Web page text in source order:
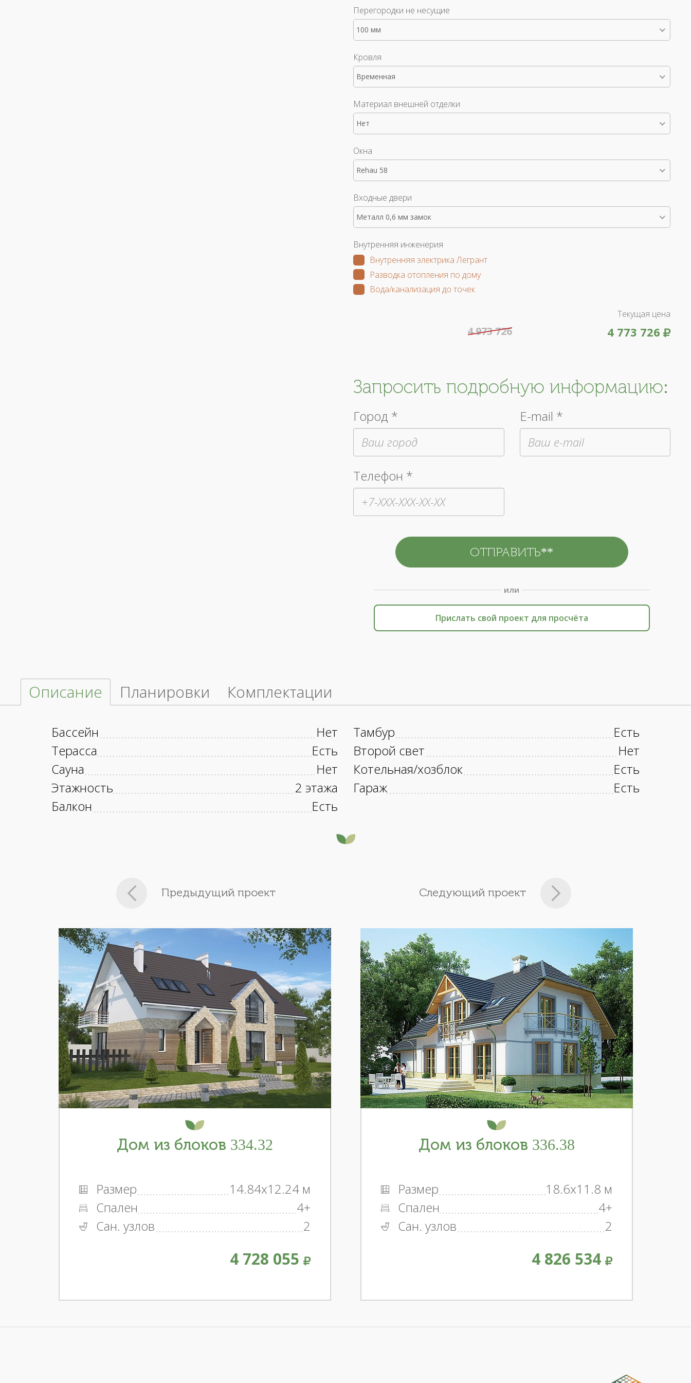
Перегородки не несущие
100 мм
Кровля
Временная
Материал внешней отделки
Нет
Окна
Rehau 58
Входные двери
Металл 0,6 мм замок
Внутренняя инженерия
Внутренняя электрика Легрант
Разводка отопления по дому
Вода/канализация до точек
Текущая цена
4 773 726
4 973 726
Запросить подробную информацию:
Город * E-mail *
Телефон *
или
Прислать свой проект для просчёта
Описание Планировки Комплектации
Бассейн
Нет
Терасса
Есть
Сауна
Нет
Этажность
2 этажа
Балкон
Есть
Тамбур
Есть
Второй свет
Нет
Котельная/хозблок
Есть
Гараж
Есть
Предыдущий проект
Дом из блоков 334.32
Размер
14.84x12.24 м
Спален
4+
Сан. узлов
2
4 728 055
Следующий проект
Дом из блоков 336.38
Размер
18.6x11.8 м
Спален
4+
Сан. узлов
2
4 826 534